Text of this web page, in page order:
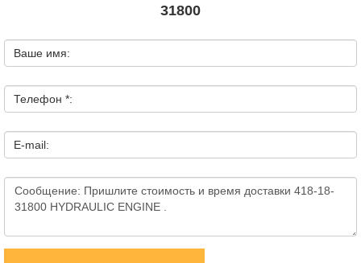
31800
Ваше имя:
Телефон *:
E-mail: